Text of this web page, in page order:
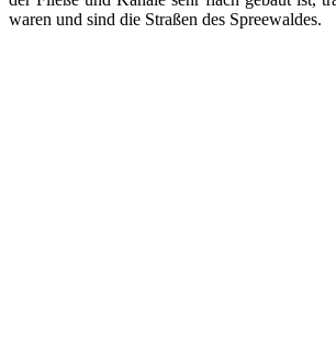
waren und sind die Straßen des Spreewaldes.